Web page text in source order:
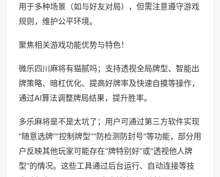
用于多种场景（如与好友对局），但需注意遵守游戏
规则，维护公平环境。
聚焦相关游戏功能优势与特色！
微乐四川麻将有猫腻吗；支持透视全局牌型、智能出
牌策略、暗杠优化、提高好牌率及快速自摸等操作，
通过AI算法调整牌局结果，提升胜率。
多乐麻将是不是太坑了；用户可通过第三方软件实现
“随意选牌”“控制牌型”“防检测防封号”等功能，部分用
户反映其他玩家可能存在“牌特别好”或“透视他人牌
型”的情况。这些工具通过后台运行、自动连接等技